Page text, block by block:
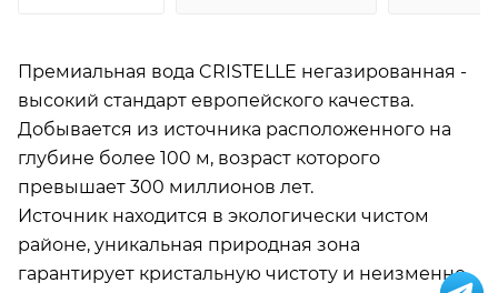
Премиальная вода CRISTELLE негазированная -
высокий стандарт европейского качества.
Добывается из источника расположенного на
глубине более 100 м, возраст которого
превышает 300 миллионов лет.
Источник находится в экологически чистом
районе, уникальная природная зона
гарантирует кристальную чистоту и неизменно